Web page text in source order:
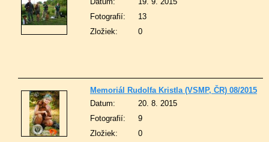
Fotografií:
13
Zložiek:
0
Memoriál Rudolfa Kristla (VSMP, ČR) 08/2015
Datum:
20. 8. 2015
Fotografií:
9
Zložiek:
0